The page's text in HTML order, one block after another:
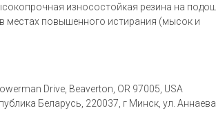
износостойкая резина на
местах повышенного истирания (мысок и
Drive, Beaverton, OR 97005, USA
Беларусь, 220037, г Минск, ул. Аннаева,